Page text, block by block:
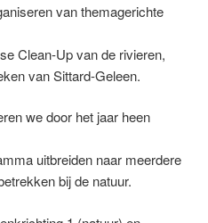
van themagerichte
Clean-Up van de rivieren,
van Sittard-Geleen.
we door het jaar heen
uitbreiden naar meerdere
bij de natuur.